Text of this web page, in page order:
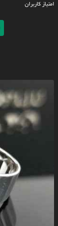
امتیاز کاربران